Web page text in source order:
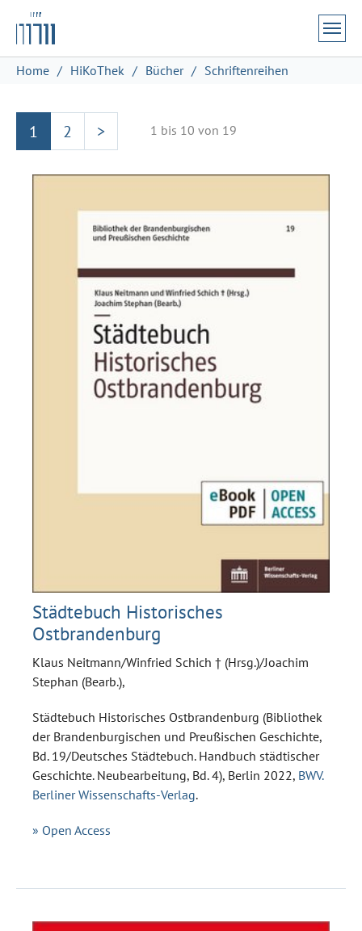
Zum Hauptinhalt springen
Skip to page footer
Sie sind hier:
Home HiKoThek Bücher Schriftenreihen
1 2 > 1 bis 10 von 19
Städtebuch Historisches
Ostbrandenburg
Klaus Neitmann/Winfried Schich † (Hrsg.)/Joachim
Stephan (Bearb.),
Städtebuch Historisches Ostbrandenburg (Bibliothek
der Brandenburgischen und Preußischen Geschichte,
Bd. 19/Deutsches Städtebuch. Handbuch städtischer
Geschichte. Neubearbeitung, Bd. 4), Berlin 2022, BWV.
Berliner Wissenschafts-Verlag.
» Open Access